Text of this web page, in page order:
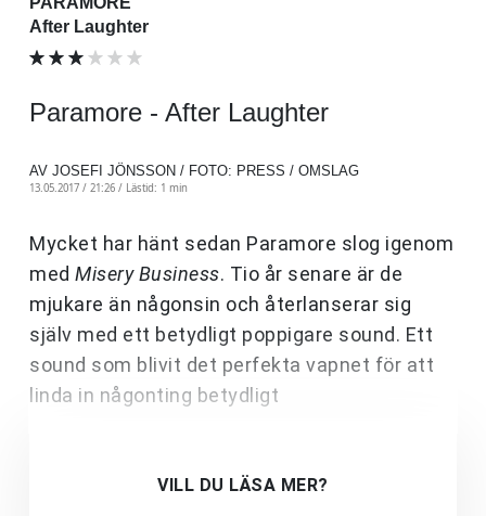
After Laughter
Paramore - After Laughter
AV JOSEFI JÖNSSON / FOTO: PRESS / OMSLAG
13.05.2017 / 21:26 / Lästid: 1 min
Mycket har hänt sedan Paramore slog igenom
med Misery Business. Tio år senare är de
mjukare än någonsin och återlanserar sig
själv med ett betydligt poppigare sound. Ett
sound som blivit det perfekta vapnet för att
linda in någonting betydligt
VILL DU LÄSA MER?